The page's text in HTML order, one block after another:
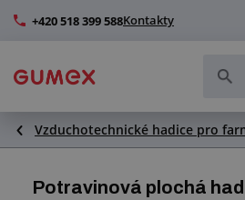
+420 518 399 588Kontakty
Hadice a jejich kompletace
Profily a výroba těsnění
Vzduchotechnické hadice pro
Potravinová plochá